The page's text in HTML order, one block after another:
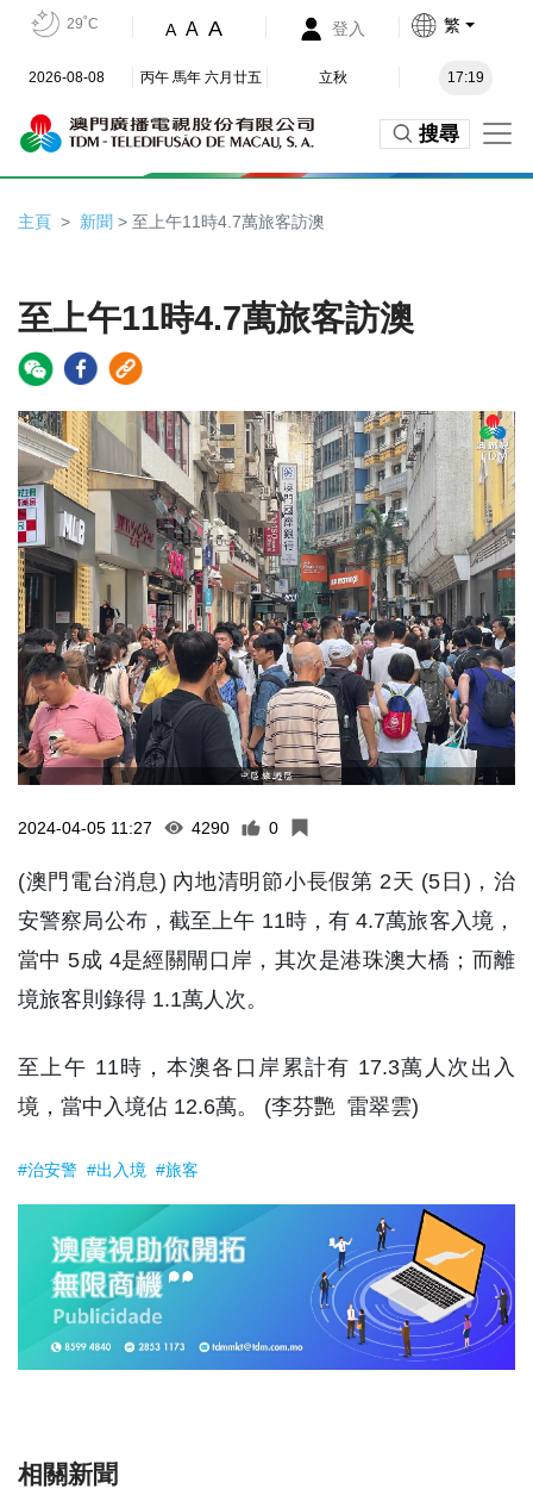
29˚C A A A 登入 繁
2026-08-08 丙午 馬年 六月廿五 立秋 17:19
搜尋
主頁 新聞 > 至上午11時4.7萬旅客訪澳
至上午11時4.7萬旅客訪澳
2024-04-05 11:27 4290 0
(澳門電台消息) 內地清明節小長假第 2天 (5日)，治
安警察局公布，截至上午 11時，有 4.7萬旅客入境，
當中 5成 4是經關閘口岸，其次是港珠澳大橋；而離
境旅客則錄得 1.1萬人次。
至上午 11時，本澳各口岸累計有 17.3萬人次出入
境，當中入境佔 12.6萬。 (李芬艷 雷翠雲)
#治安警 #出入境 #旅客
相關新聞